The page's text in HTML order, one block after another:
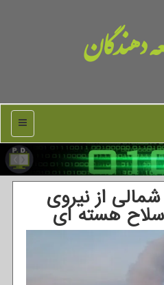
دهندگان
منو
از نیروی
هسته ای